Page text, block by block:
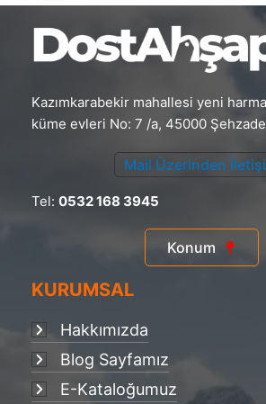
Kazımkarabekir mahallesi yeni
küme evleri No: 7 /a, 45000
Mail Üzerinden
Tel: 0532 168 3945
Konum
KURUMSAL
Hakkımızda
Blog Sayfamız
E-Kataloğumuz